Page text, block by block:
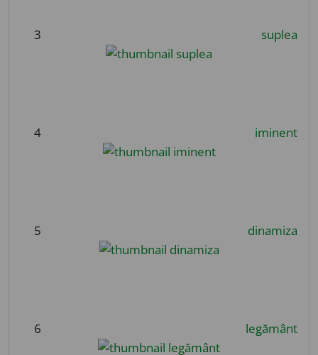
3 suplea
4 iminent
5 dinamiza
6 legământ